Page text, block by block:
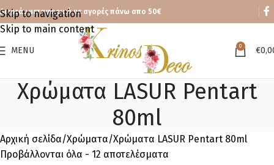
Skip to navigation
Skip to main content
Δωρεάν μεταφορικά με αγορές πάνω απο 50€
MENU 0 €
Χρώματα LASUR Pentart
80ml
Αρχική σελίδα Χρώματα Χρώματα LASUR Pentart 80ml
Προβάλλονται όλα - 12 αποτελέσματα